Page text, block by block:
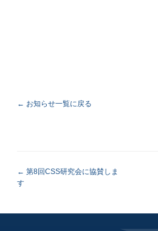
← お知らせ一覧に戻る
第8回CSS研究会に協賛しま
す